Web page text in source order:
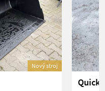
Nový stroj